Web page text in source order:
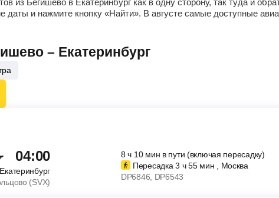
из Бегишево в Екатеринбург как в одну сторону, так туда и
даты и нажмите кнопку «Найти». В августе самые доступные
– Екатеринбург
04:00
Екатеринбург
(SVX)
8ч 10 мин в пути (включая пересадку)
Пересадка 3 ч55 мин , Москва
DP6846 , DP6543